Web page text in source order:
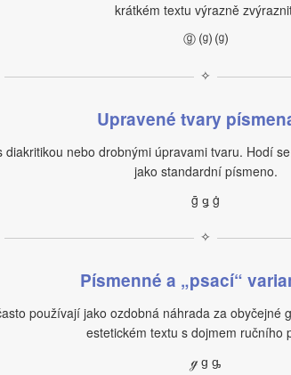
krátkém textu výrazně
ⓖ ⒢ ⒢
✧
Upravené tvary
diakritikou nebo drobnými úpravami tvaru. Hodí
jako standardní písmeno.
ḡ ǥ ġ
✧
Písmenné a „psací“
používají jako ozdobná náhrada za obyčejné
estetickém textu s dojmem ručního
ℊ ɡ ᶃ